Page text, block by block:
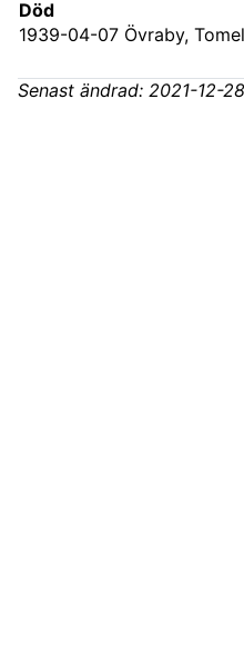
Död
1939-04-07 Övraby,
Senast ändrad: 2021-12-